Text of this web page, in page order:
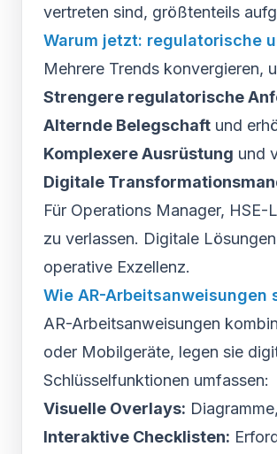
vertreten sind, größtenteils
Warum jetzt: regulatorische
Mehrere Trends konvergieren,
Strengere regulatorische
Alternde Belegschaft und
Komplexere Ausrüstung und
Digitale
Für Operations Manager,
zu verlassen. Digitale
operative Exzellenz.
Wie AR-
AR-Arbeitsanweisungen
oder Mobilgeräte, legen sie
Schlüsselfunktionen umfassen:
Visuelle Overlays:
Interaktive Checklisten: